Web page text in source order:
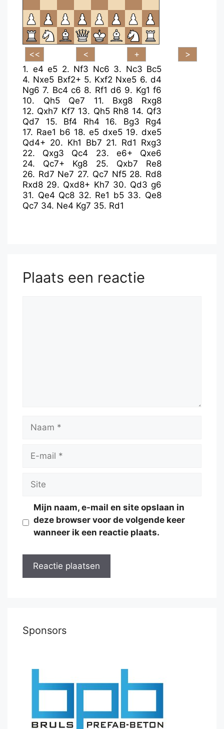
1. e4 e5 2. Nf3 Nc6 3. Nc3 Bc5
4. Nxe5 Bxf2+ 5. Kxf2 Nxe5 6.d4
Ng6 7. Bc4 c6 8. Rf1 d6 9. Kg1 f6
10. Qh5 Qe7 11. Bxg8
Rxg8
12. Qxh7 Kf7 13. Qh5 Rh8 14. Qf3
Qd7
15. Bf4 Rh4 16. Bg3
Rg4
17. Rae1 b6 18. e5 dxe5 19. dxe5
Qd4+ 20. Kh1 Bb7 21. Rd1 Rxg3
22. Qxg3 Qc4 23. e6+
Qxe6
24. Qc7+ Kg8 25. Qxb7
Re8
26. Rd7 Ne7 27. Qc7 Nf5 28. Rd8
Rxd8 29. Qxd8+ Kh7 30. Qd3 g6
31. Qe4 Qc8 32. Re1 b5 33. Qe8
Qc7 34. Ne4 Kg7 35. Rd1
Plaats een reactie
Naam
Site
Mijn naam, e-mail en site opslaan in
deze browser voor de volgende keer
wanneer ik een reactie plaats.
Sponsors